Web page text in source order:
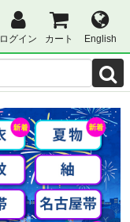
ログイン カート English